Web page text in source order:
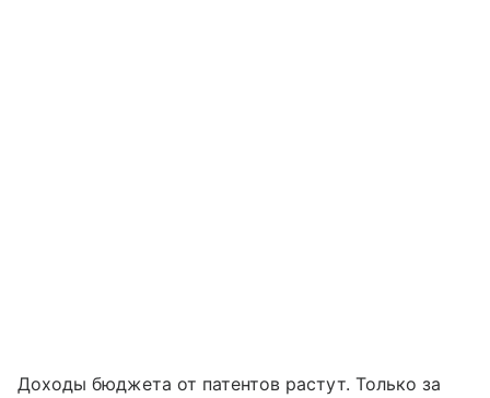
Доходы бюджета от патентов растут. Только за